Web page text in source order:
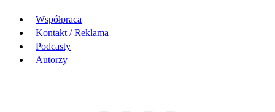
Współpraca
Kontakt / Reklama
Podcasty
Autorzy